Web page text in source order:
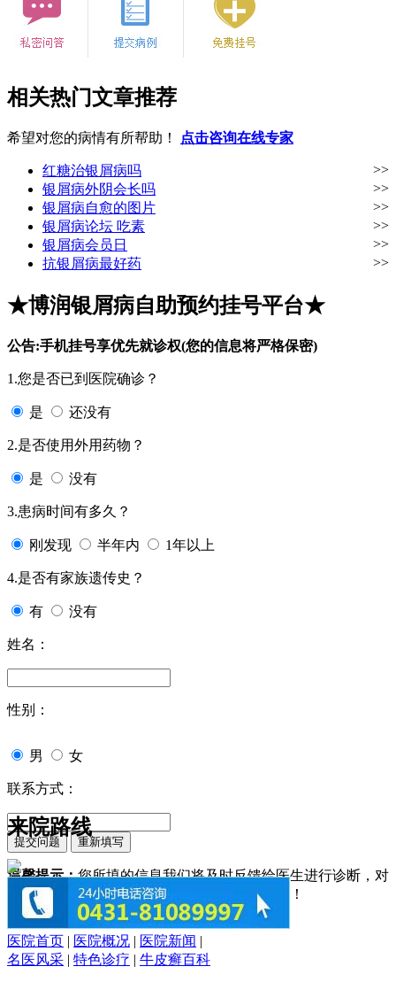
相关热门文章推荐
希望对您的病情有所帮助！ 点击咨询在线专家
红糖治银屑病吗
>>
银屑病外阴会长吗
>>
银屑病自愈的图片
>>
银屑病论坛 吃素
>>
银屑病会员日
>>
抗银屑病最好药
>>
★博润银屑病自助预约挂号平台★
公告:手机挂号享优先就诊权(您的信息将严格保密)
1.您是否已到医院确诊？
是 还没有
2.是否使用外用药物？
是 没有
3.患病时间有多久？
刚发现 半年内 1年以上
4.是否有家族遗传史？
有 没有
姓名：
性别：
男 女
联系方式：
温馨提示：您所填的信息我们将及时反馈给医生进行诊断，对
于您的个人信息我们承诺绝对保密！请您放心！
来院路线
医院首页 | 医院概况 | 医院新闻 |
名医风采 | 特色诊疗 | 牛皮癣百科